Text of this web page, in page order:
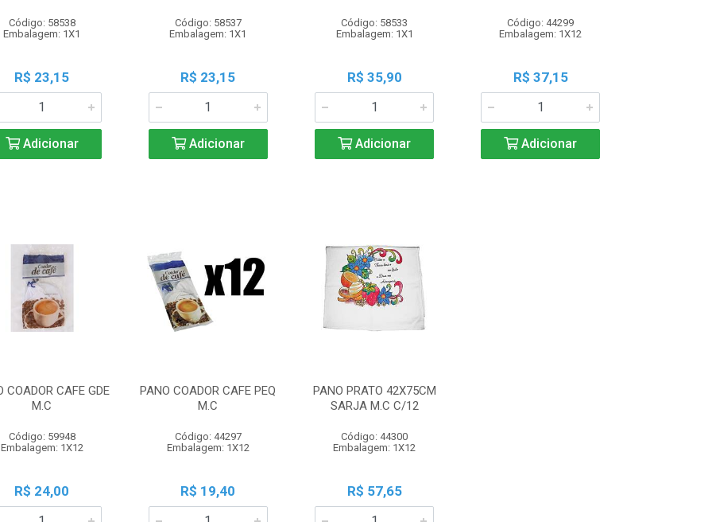
Código: 58538
Embalagem: 1X1
R$ 23,15
Adicionar
Código: 58537
Embalagem: 1X1
R$ 23,15
Adicionar
Código: 58533
Embalagem: 1X1
R$ 35,90
Adicionar
Código: 44299
Embalagem: 1X12
R$ 37,15
Adicionar
COADOR CAFE GDE
M.C
Código: 59948
Embalagem: 1X12
R$ 24,00
PANO COADOR CAFE PEQ
M.C
Código: 44297
Embalagem: 1X12
R$ 19,40
PANO PRATO 42X75CM
SARJA M.C C/12
Código: 44300
Embalagem: 1X12
R$ 57,65